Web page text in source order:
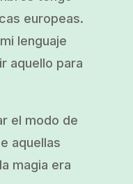
europeas.
lenguaje
aquello para
el modo de
aquellas
magia era